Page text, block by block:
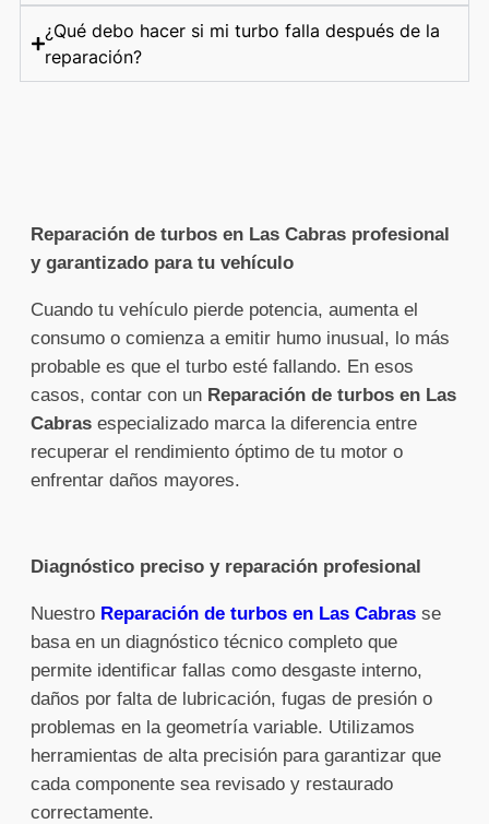
¿Qué debo hacer si mi turbo falla después de la
reparación?
Reparación de turbos en Las Cabras profesional
y garantizado para tu vehículo
Cuando tu vehículo pierde potencia, aumenta el
consumo o comienza a emitir humo inusual, lo más
probable es que el turbo esté fallando. En esos
casos, contar con un Reparación de turbos en Las
Cabras especializado marca la diferencia entre
recuperar el rendimiento óptimo de tu motor o
enfrentar daños mayores.
Diagnóstico preciso y reparación profesional
Nuestro Reparación de turbos en Las Cabras se
basa en un diagnóstico técnico completo que
permite identificar fallas como desgaste interno,
daños por falta de lubricación, fugas de presión o
problemas en la geometría variable. Utilizamos
herramientas de alta precisión para garantizar que
cada componente sea revisado y restaurado
correctamente.